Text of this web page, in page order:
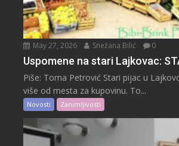
May 27, 2026 Snežana Bilić 0
Uspomene na stari Lajkovac:
Piše: Toma Petrović Stari pijac u
više od mesta za kupovinu. To...
Novosti Zanimljivosti